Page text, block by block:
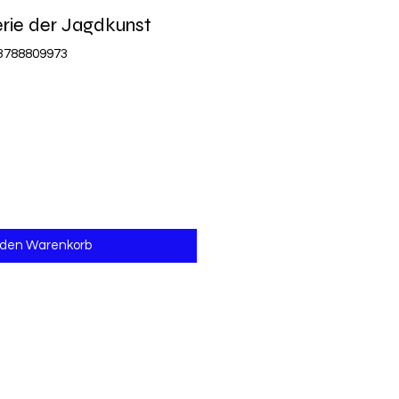
der Jagdkunst
Warenkorb